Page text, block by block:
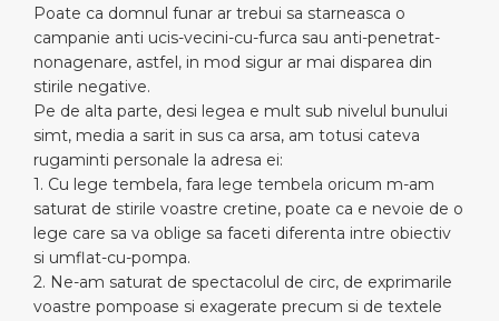
Poate ca domnul funar ar trebui sa starneasca o
campanie anti ucis-vecini-cu-furca sau anti-penetrat-
nonagenare, astfel, in mod sigur ar mai disparea din
stirile negative.
Pe de alta parte, desi legea e mult sub nivelul bunului
simt, media a sarit in sus ca arsa, am totusi cateva
rugaminti personale la adresa ei:
1. Cu lege tembela, fara lege tembela oricum m-am
saturat de stirile voastre cretine, poate ca e nevoie de o
lege care sa va oblige sa faceti diferenta intre obiectiv
si umflat-cu-pompa.
2. Ne-am saturat de spectacolul de circ, de exprimarile
voastre pompoase si exagerate precum si de textele